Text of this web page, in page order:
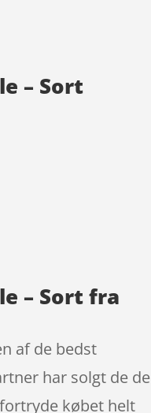
– Sort
– Sort fra
af de bedst
har solgt de de
købet helt